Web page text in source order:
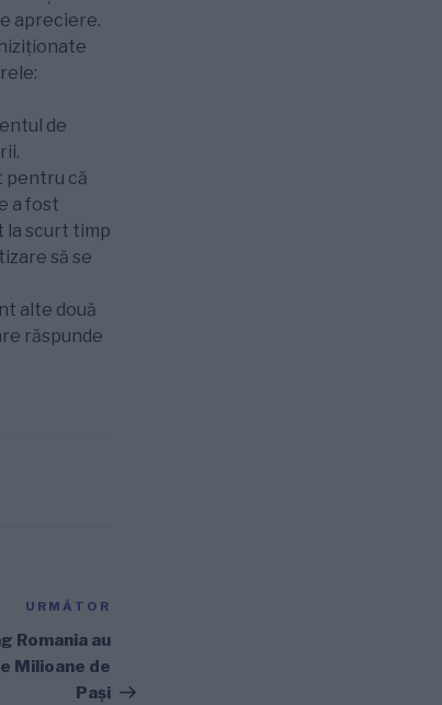
apreciere.
de
pentru că
a fost
la scurt timp
să se
alte două
răspunde
următor
URMĂTOR
Romania au
Milioane de
Pași